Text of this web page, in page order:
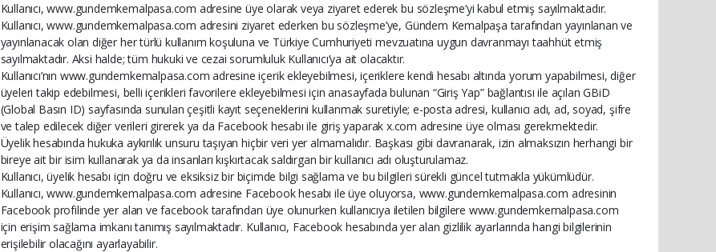
Kullanıcı, www.gundemkemalpasa.com adresine üye olarak veya ziyaret ederek bu sözleşme’yi kabul etmiş sayılmaktadır.
Kullanıcı, www.gundemkemalpasa.com adresini ziyaret ederken bu sözleşme’ye, Gündem Kemalpaşa tarafından yayınlanan ve
yayınlanacak olan diğer her türlü kullanım koşuluna ve Türkiye Cumhuriyeti mevzuatına uygun davranmayı taahhüt etmiş
sayılmaktadır. Aksi halde; tüm hukuki ve cezai sorumluluk Kullanıcı’ya ait olacaktır.
Kullanıcı’nın www.gundemkemalpasa.com adresine içerik ekleyebilmesi, içeriklere kendi hesabı altında yorum yapabilmesi, diğer
üyeleri takip edebilmesi, belli içerikleri favorilere ekleyebilmesi için anasayfada bulunan “Giriş Yap” bağlantısı ile açılan GBiD
(Global Basın ID) sayfasında sunulan çeşitli kayıt seçeneklerini kullanmak suretiyle; e-posta adresi, kullanıcı adı, ad, soyad, şifre
ve talep edilecek diğer verileri girerek ya da Facebook hesabı ile giriş yaparak x.com adresine üye olması gerekmektedir.
Üyelik hesabında hukuka aykırılık unsuru taşıyan hiçbir veri yer almamalıdır. Başkası gibi davranarak, izin almaksızın herhangi bir
bireye ait bir isim kullanarak ya da insanları kışkırtacak saldırgan bir kullanıcı adı oluşturulamaz.
Kullanıcı, üyelik hesabı için doğru ve eksiksiz bir biçimde bilgi sağlama ve bu bilgileri sürekli güncel tutmakla yükümlüdür.
Kullanıcı, www.gundemkemalpasa.com adresine Facebook hesabı ile üye oluyorsa, www.gundemkemalpasa.com adresinin
Facebook profilinde yer alan ve facebook tarafından üye olunurken kullanıcıya iletilen bilgilere www.gundemkemalpasa.com
için erişim sağlama imkanı tanımış sayılmaktadır. Kullanıcı, Facebook hesabında yer alan gizlilik ayarlarında hangi bilgilerinin
erişilebilir olacağını ayarlayabilir.